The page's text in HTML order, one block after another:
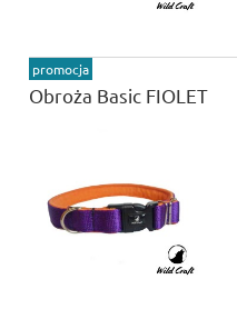
Obroża Basic FIOLET
promocja